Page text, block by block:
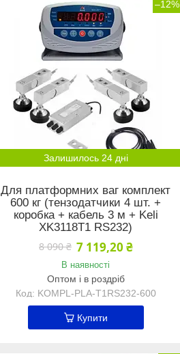
–12%
Залишилось 24 дні
Для платформних ваг комплект
600 кг (тензодатчики 4 шт. +
коробка + кабель 3 м + Keli
XK3118Т1 RS232)
8 090 ₴ 7 119,20 ₴
В наявності
Оптом і в роздріб
KOMPL-PLA-Т1RS232-600
Купити